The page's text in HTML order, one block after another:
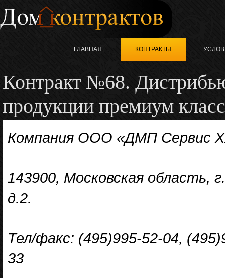
ГЛАВНАЯ КОНТРАКТЫ
Контракт №68.
продукции премиум
Компания ООО «ДМП Сервис
143900, Московская область,
д.2.
Тел/факс: (495)995-52-04,
33